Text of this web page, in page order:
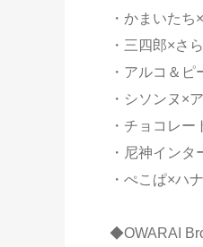
・かまいたち
・三四郎×さ
・アルコ＆ピ
・シソンヌ×
・チョコレ
・尼神イン
・ぺこぱ×ハ
◆OWARAI